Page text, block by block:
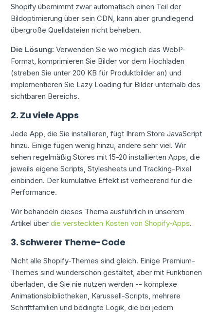
Shopify übernimmt zwar automatisch einen Teil der
Bildoptimierung über sein CDN, kann aber grundlegend
übergroße Quelldateien nicht beheben.
Die Lösung: Verwenden Sie wo möglich das WebP-
Format, komprimieren Sie Bilder vor dem Hochladen
(streben Sie unter 200 KB für Produktbilder an) und
implementieren Sie Lazy Loading für Bilder unterhalb des
sichtbaren Bereichs.
2. Zu viele Apps
Jede App, die Sie installieren, fügt Ihrem Store JavaScript
hinzu. Einige fügen wenig hinzu, andere sehr viel. Wir
sehen regelmäßig Stores mit 15-20 installierten Apps, die
jeweils eigene Scripts, Stylesheets und Tracking-Pixel
einbinden. Der kumulative Effekt ist verheerend für die
Performance.
Wir behandeln dieses Thema ausführlich in unserem
Artikel überdie versteckten Kosten von Shopify-Apps.
3. Schwerer Theme-Code
Nicht alle Shopify-Themes sind gleich. Einige Premium-
Themes sind wunderschön gestaltet, aber mit Funktionen
überladen, die Sie nie nutzen werden -- komplexe
Animationsbibliotheken, Karussell-Scripts, mehrere
Schriftfamilien und bedingte Logik, die bei jedem